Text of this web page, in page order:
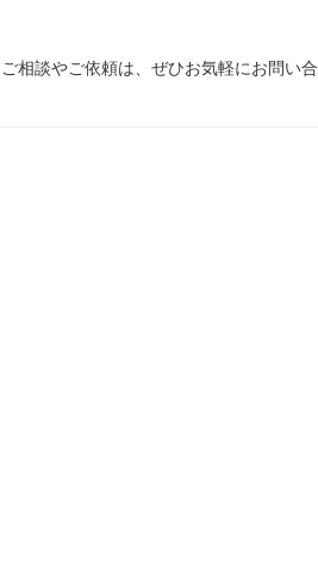
相談やご依頼は、ぜひお気軽にお問い合